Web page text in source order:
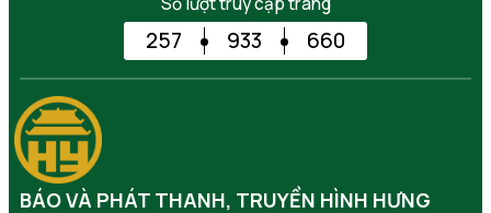
257 933 660
BÁO VÀ PHÁT THANH, TRUYỀN HÌNH HƯNG